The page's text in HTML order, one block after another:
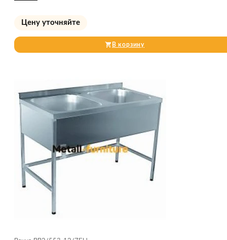
Цену уточняйте
В корзину